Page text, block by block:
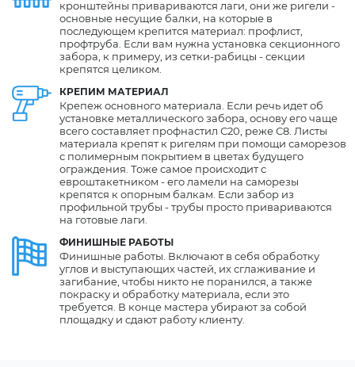
КРЕПИМ МАТЕРИАЛ
ФИНИШНЫЕ РАБОТЫ
кронштейны привариваются лаги, они же ригели -
основные несущие балки, на которые в
последующем крепится материал: профлист,
профтруба. Если вам нужна установка секционного
забора, к примеру, из сетки-рабицы - секции
крепятся целиком.
Крепеж основного материала. Если речь идет об
установке металлического забора, основу его чаще
всего составляет профнастил С20, реже С8. Листы
материала крепят к ригелям при помощи саморезов
с полимерным покрытием в цветах будущего
ограждения. Тоже самое происходит с
евроштакетником - его ламели на саморезы
крепятся к опорным балкам. Если забор из
профильной трубы - трубы просто привариваются
на готовые лаги.
Финишные работы. Включают в себя обработку
углов и выступающих частей, их сглаживание и
загибание, чтобы никто не поранился, а также
покраску и обработку материала, если это
требуется. В конце мастера убирают за собой
площадку и сдают работу клиенту.